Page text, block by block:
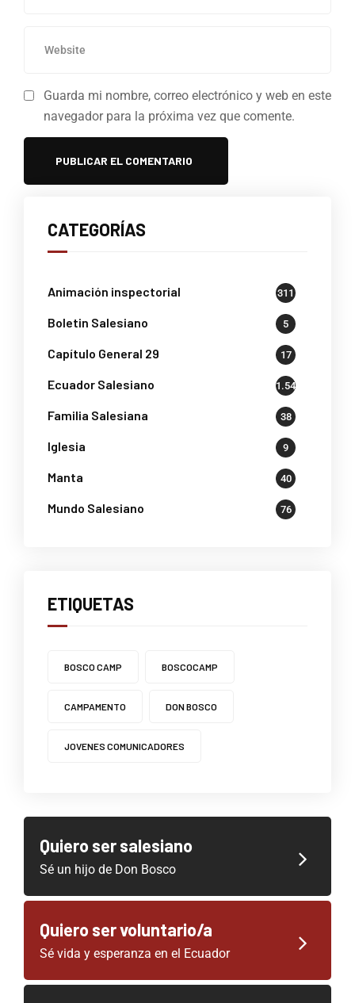
Guarda mi nombre, correo electrónico y web en este
navegador para la próxima vez que comente.
CATEGORÍAS
Animación inspectorial 311
Boletin Salesiano 5
Capítulo General 29 17
Ecuador Salesiano 1.541
Familia Salesiana 38
Iglesia 9
Manta 40
Mundo Salesiano 76
ETIQUETAS
BOSCO CAMP BOSCOCAMP
CAMPAMENTO DON BOSCO
JOVENES COMUNICADORES
Quiero ser salesiano
Sé un hijo de Don Bosco
Quiero ser voluntario/a
Sé vida y esperanza en el Ecuador